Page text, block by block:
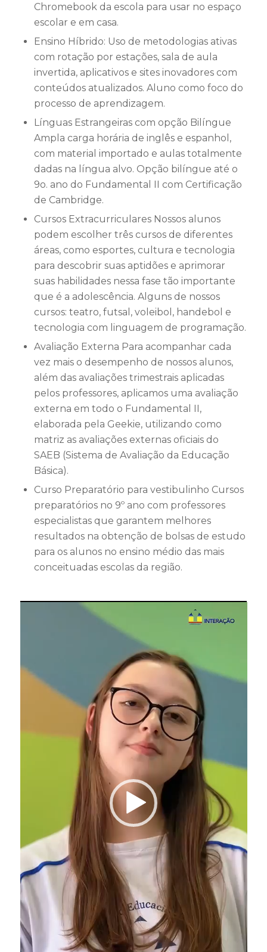
Chromebook da escola para usar no espaço
escolar e em casa.
Ensino Híbrido: Uso de metodologias ativas
com rotação por estações, sala de aula
invertida, aplicativos e sites inovadores com
conteúdos atualizados. Aluno como foco do
processo de aprendizagem.
Línguas Estrangeiras com opção Bilíngue
Ampla carga horária de inglês e espanhol,
com material importado e aulas totalmente
dadas na língua alvo. Opção bilíngue até o
9o. ano do Fundamental II com Certificação
de Cambridge.
Cursos Extracurriculares Nossos alunos
podem escolher três cursos de diferentes
áreas, como esportes, cultura e tecnologia
para descobrir suas aptidões e aprimorar
suas habilidades nessa fase tão importante
que é a adolescência. Alguns de nossos
cursos: teatro, futsal, voleibol, handebol e
tecnologia com linguagem de programação.
Avaliação Externa Para acompanhar cada
vez mais o desempenho de nossos alunos,
além das avaliações trimestrais aplicadas
pelos professores, aplicamos uma avaliação
externa em todo o Fundamental II,
elaborada pela Geekie, utilizando como
matriz as avaliações externas oficiais do
SAEB (Sistema de Avaliação da Educação
Básica).
Curso Preparatório para vestibulinho Cursos
preparatórios no 9º ano com professores
especialistas que garantem melhores
resultados na obtenção de bolsas de estudo
para os alunos no ensino médio das mais
conceituadas escolas da região.